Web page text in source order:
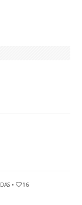
• 16